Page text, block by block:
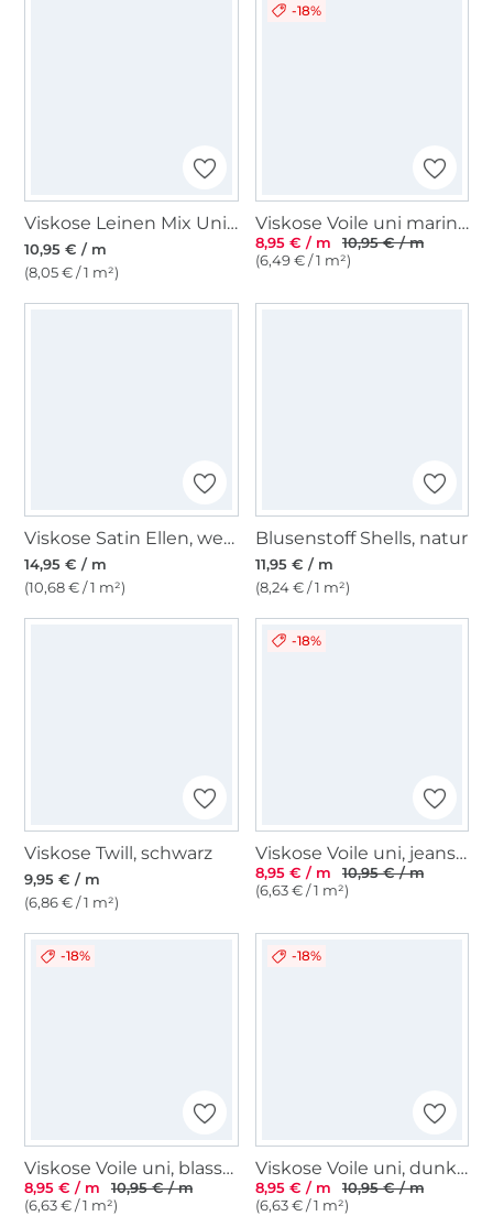
Viskose Leinen Mix Uni, moosgrün
10,95 € / m
(8,05 € / 1 m²)
-18%
Viskose Voile uni marineblau
8,95 € / m
10,95 € / m
(6,49 € / 1 m²)
Viskose Satin Ellen, weinrot
14,95 € / m
(10,68 € / 1 m²)
Blusenstoff Shells, natur
11,95 € / m
(8,24 € / 1 m²)
Viskose Twill, schwarz
9,95 € / m
(6,86 € / 1 m²)
-18%
Viskose Voile uni, jeansblau
8,95 € / m
10,95 € / m
(6,63 € / 1 m²)
-18%
Viskose Voile uni, blassgrün
8,95 € / m
10,95 € / m
(6,63 € / 1 m²)
-18%
Viskose Voile uni, dunkelpetrol
8,95 € / m
10,95 € / m
(6,63 € / 1 m²)